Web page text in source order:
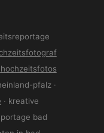
hochzeitsfotos
pfalz ·
· kreative
bad